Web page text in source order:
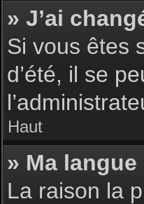
» J’ai
Si vous êtes
d’été, il se
Haut
» Ma
La raison la